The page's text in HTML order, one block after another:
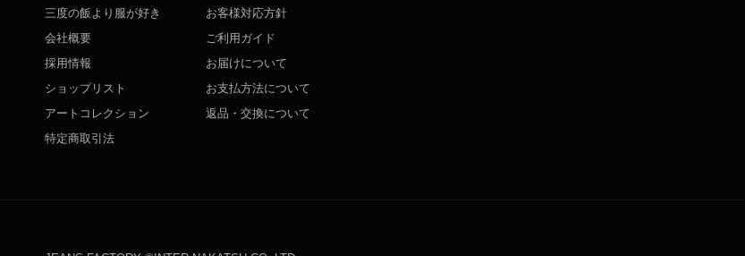
三度の飯より服が好き
会社概要
採用情報
ショップリスト
アートコレクション
特定商取引法
お客様対応方針
ご利用ガイド
お届けについて
お支払方法について
返品・交換について